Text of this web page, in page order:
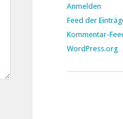
Anmelden
Feed der
Kommentar-
WordPress.org